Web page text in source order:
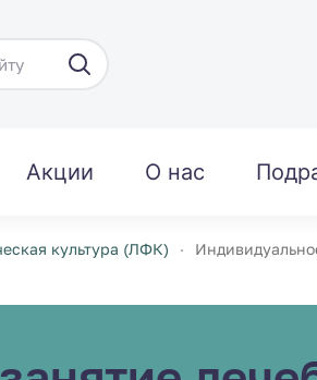
Акции О нас
культура (ЛФК)